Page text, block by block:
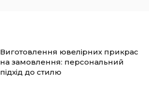
Виготовлення ювелірних прикрас
на замовлення: персональний
підхід до стилю